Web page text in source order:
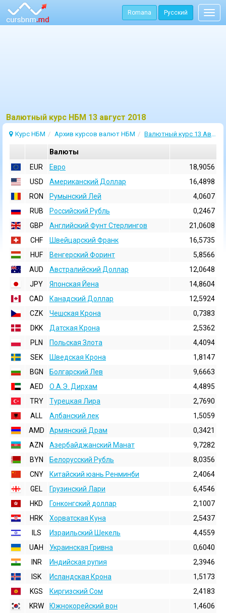
Romana Русский
Bалютный курс НБМ 13 август 2018
Курс НБМ Архив курсов валют НБМ Валютный курс 13 Август 2018
Валюты
EUR
Евро
18,9056
USD
Aмериканский Доллар
16,4898
RON
Румынский Лей
4,0607
RUB
Российский Рубль
0,2467
GBP
Английский Фунт Стерлингов
21,0608
CHF
Швейцарский Франк
16,5735
HUF
Венгерский Форинт
5,8566
AUD
Австралийский Доллар
12,0648
JPY
Японская Йена
14,8604
CAD
Канадский Доллар
12,5924
CZK
Чешская Крона
0,7383
DKK
Датская Крона
2,5362
PLN
Польская Злота
4,4094
SEK
Шведская Крона
1,8147
BGN
Болгарский Лев
9,6663
AED
О.А.Э. Дирхам
4,4895
TRY
Турецкая Лира
2,7690
ALL
Албанский лек
1,5059
AMD
Армянский Драм
0,3421
AZN
Азербайджанский Манат
9,7282
BYN
Белорусский Рубль
8,0356
CNY
Китайский юань Ренминби
2,4064
GEL
Грузинский Лари
6,4546
HKD
Гонконгский доллаp
2,1007
HRK
Хорватская Куна
2,5437
ILS
Израильский Шекель
4,4559
UAH
Украинская Гривна
0,6040
INR
Индийская pупия
2,3946
ISK
Исландская Крона
1,5173
KGS
Киргизский Сом
2,4183
KRW
Южнокорейский вон
1,4606